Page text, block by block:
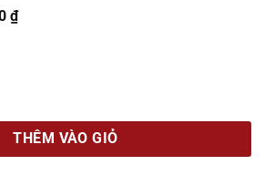
₫Giá
Ở ĐÔNG DƯƠNG TRONG NHỮNG NĂM
THÊM VÀO GIỎ